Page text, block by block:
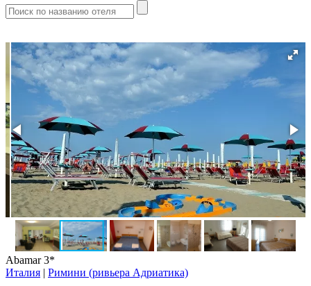
Abamar 3*
Италия | Римини (ривьера Адриатика)